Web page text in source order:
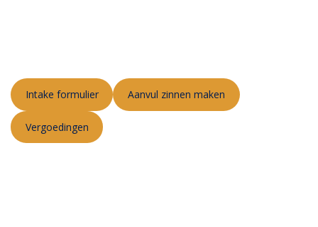
Intake formulier Aanvul zinnen maken
Vergoedingen